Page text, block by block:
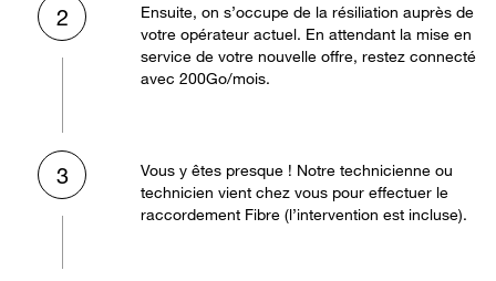
2
Ensuite, on s’occupe de la résiliation auprès de
votre opérateur actuel. En attendant la mise en
service de votre nouvelle offre, restez connecté
avec 200Go/mois.
3
Vous y êtes presque ! Notre technicienne ou
technicien vient chez vous pour effectuer le
raccordement Fibre (l’intervention est incluse).